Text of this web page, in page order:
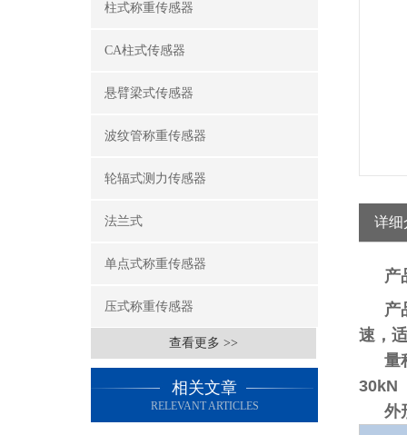
柱式称重传感器
CA柱式传感器
悬臂梁式传感器
波纹管称重传感器
轮辐式测力传感器
法兰式
单点式称重传感器
压式称重传感器
查看更多 >>
相关文章
RELEVANT ARTICLES
详细
产
产
速，
量
30kN
外